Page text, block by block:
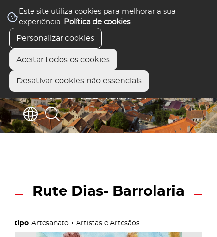
Este site utiliza cookies para melhorar a sua
experiência. Política de cookies.
Personalizar cookies
Aceitar todos os cookies
Desativar cookies não essenciais
Rute Dias- Barrolaria
Artesanato Artistas e Artesãos